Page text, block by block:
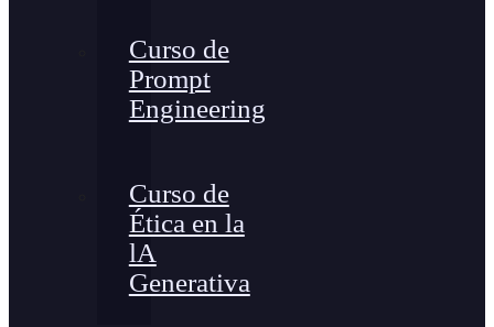
Curso de
Prompt
Engineering
Curso de
Ética en la
lA
Generativa